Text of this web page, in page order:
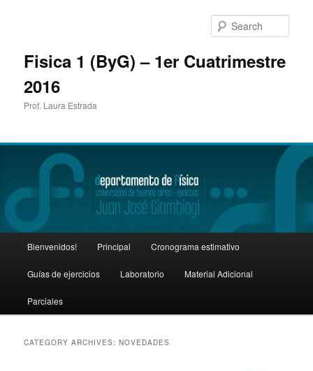
Fisica 1 (ByG) – 1er Cuatrimestre
2016
Prof. Laura Estrada
Skip
to
primary
content
Skip
to
secondary
content
Bienvenidos! Principal Cronograma estimativo
Guías de ejercicios Laboratorio Material Adicional
Parciales
CATEGORY ARCHIVES:NOVEDADES